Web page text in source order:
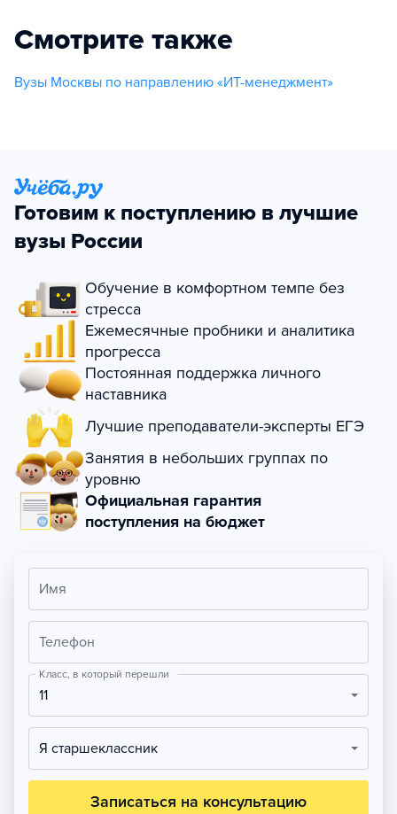
Смотрите также
Вузы Москвы по направлению «ИТ-менеджмент»
Готовим к поступлению в лучшие
вузы России
Обучение в комфортном темпе без
стресса
Ежемесячные пробники и аналитика
прогресса
Постоянная поддержка личного
наставника
Лучшие преподаватели-эксперты ЕГЭ
Занятия в небольших группах по
уровню
Официальная гарантия
поступления на бюджет
Имя
Телефон
Класс, в который перешли
11
Я старшеклассник
Записаться на консультацию